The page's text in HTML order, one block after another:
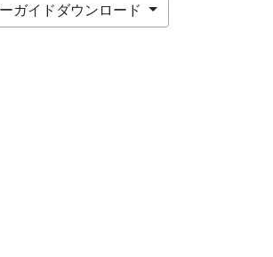
ガイドダウンロード